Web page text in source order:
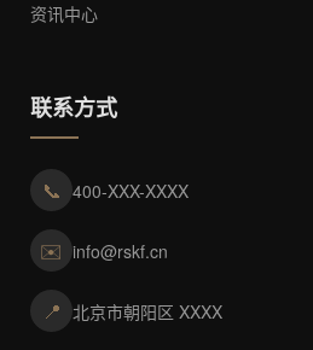
资讯中心
联系方式
📞 400-XXX-XXXX
✉️ info@rskf.cn
📍 北京市朝阳区 XXXX